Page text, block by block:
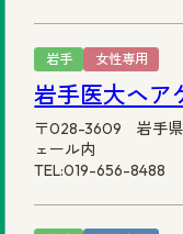
岩手 女性専用
岩手医大ヘア
〒028-3609 岩手県
ェール内
TEL:019-656-8488